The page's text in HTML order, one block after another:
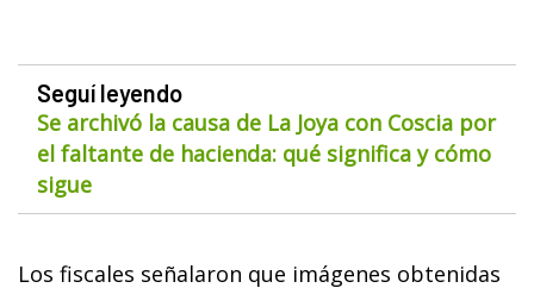
Seguí leyendo
Se archivó la causa de La Joya con Coscia por
el faltante de hacienda: qué significa y cómo
sigue
Los fiscales señalaron que imágenes obtenidas